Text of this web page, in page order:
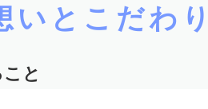
いとこだわり
と